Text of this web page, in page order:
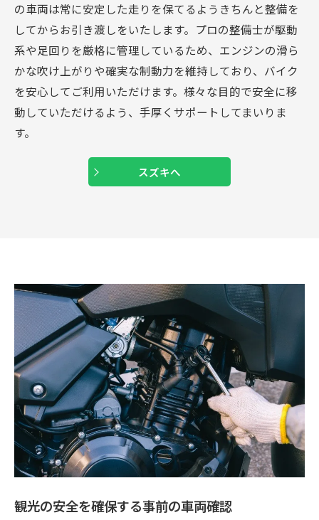
の車両は常に安定した走りを保てるようきちんと整備を
してからお引き渡しをいたします。プロの整備士が駆動
系や足回りを厳格に管理しているため、エンジンの滑ら
かな吹け上がりや確実な制動力を維持しており、バイク
を安心してご利用いただけます。様々な目的で安全に移
動していただけるよう、手厚くサポートしてまいりま
す。
スズキへ
観光の安全を確保する事前の車両確認